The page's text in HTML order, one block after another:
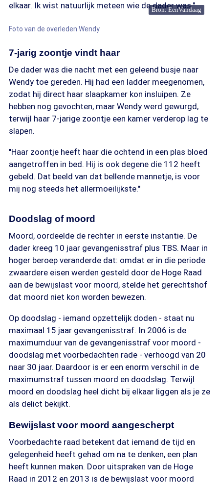
elkaar. Ik wist natuurlijk meteen wie de dader was."
Bron: EenVandaag
Foto van de overleden Wendy
7-jarig zoontje vindt haar
De dader was die nacht met een geleend busje naar
Wendy toe gereden. Hij had een ladder meegenomen,
zodat hij direct haar slaapkamer kon insluipen. Ze
hebben nog gevochten, maar Wendy werd gewurgd,
terwijl haar 7-jarige zoontje een kamer verderop lag te
slapen.
"Haar zoontje heeft haar die ochtend in een plas bloed
aangetroffen in bed. Hij is ook degene die 112 heeft
gebeld. Dat beeld van dat bellende mannetje, is voor
mij nog steeds het allermoeilijkste."
Doodslag of moord
Moord, oordeelde de rechter in eerste instantie. De
dader kreeg 10 jaar gevangenisstraf plus TBS. Maar in
hoger beroep veranderde dat: omdat er in die periode
zwaardere eisen werden gesteld door de Hoge Raad
aan de bewijslast voor moord, stelde het gerechtshof
dat moord niet kon worden bewezen.
Op doodslag - iemand opzettelijk doden - staat nu
maximaal 15 jaar gevangenisstraf. In 2006 is de
maximumduur van de gevangenisstraf voor moord -
doodslag met voorbedachten rade - verhoogd van 20
naar 30 jaar. Daardoor is er een enorm verschil in de
maximumstraf tussen moord en doodslag. Terwijl
moord en doodslag heel dicht bij elkaar liggen als je ze
als delict bekijkt.
Bewijslast voor moord aangescherpt
Voorbedachte raad betekent dat iemand de tijd en
gelegenheid heeft gehad om na te denken, een plan
heeft kunnen maken. Door uitspraken van de Hoge
Raad in 2012 en 2013 is de bewijslast voor moord